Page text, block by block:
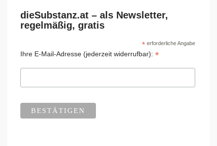
dieSubstanz.at – als Newsletter,
regelmäßig, gratis
*erforderliche Angabe
Ihre E-Mail-Adresse (jederzeit widerrufbar): *